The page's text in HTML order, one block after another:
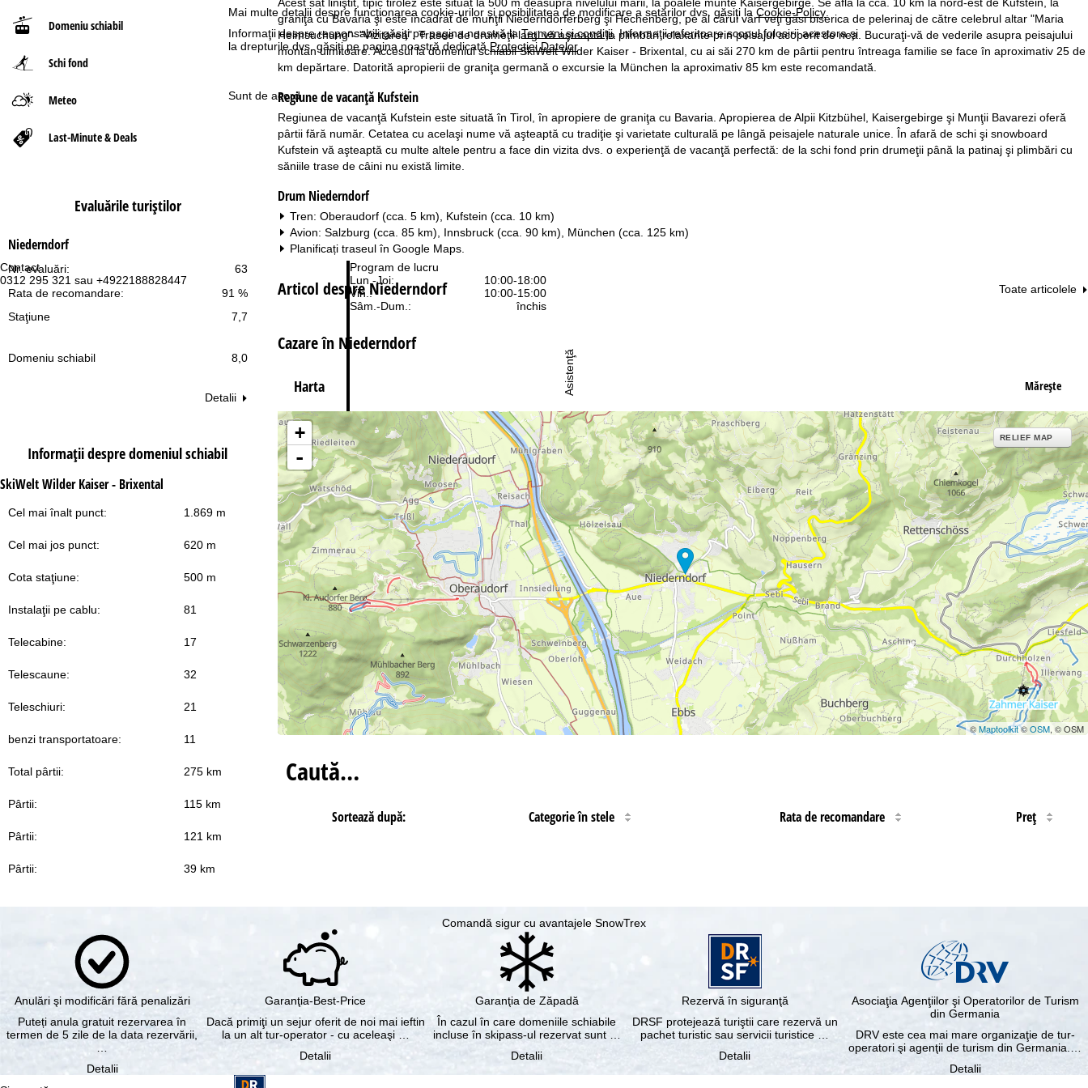
Mai multe detalii despre funcţionarea cookie-urilor şi posibilitatea de modificare a setărilor dvs. găsiţi la Cookie-Policy
Informaţii despre responsabili găsiţi pe pagina noastră laTermeni şi condiţii. Informaţii referitoare scopul folosirii acestora şi
la drepturile dvs. găsiţi pe pagina noastră dedicată Protecţiei Datelor.
Sunt de acord
Contact
0312 295 321 sau +4922188828447
Program de lucru
Lun.-Joi:
10:00-18:00
Vin.:
10:00-15:00
Sâm.-Dum.:
închis
Contact
Asistenţă
Domeniu schiabil
Schi fond
Meteo
Last-Minute & Deals
Evaluările turiştilor
Niederndorf
63
Nr. evaluări:
91 %
Rata de recomandare:
Staţiune
7,7
Domeniu schiabil 8,0
Detalii
Informaţii despre domeniul schiabil
SkiWelt Wilder Kaiser - Brixental
Cel mai înalt punct: 1.869 m
Cel mai jos punct: 620 m
Cota staţiune: 500 m
Instalaţii pe cablu: 81
Telecabine: 17
Telescaune: 32
Teleschiuri: 21
benzi transportatoare: 11
Total pârtii: 275 km
Pârtii: 115 km
Pârtii: 121 km
Pârtii: 39 km
ă
graniţa cu Bavaria şi este încadrat de munţii Niederndorferberg şi Hechenberg, pe al cărui vârf veţi găsi biserica de pelerinaj de către celebrul altar "Maria
Heimsuchung"- "Vizitarea". Trasee de drumeţii largi vă aşteaptă la plimbări relaxante prin peisajul acoperit de nea. Bucuraţi-vă de vederile asupra peisajului
montan uimitoare. Accesul la domeniul schiabil SkiWelt Wilder Kaiser - Brixental, cu ai săi 270 km de pârtii pentru întreaga familie se face în aproximativ 25 de
km depărtare. Datorită apropierii de graniţa germană o excursie la München la aproximativ 85 km este recomandată.
Regiune de vacanță Kufstein
Regiunea de vacanţă Kufstein este situată în Tirol, în apropiere de graniţa cu Bavaria. Apropierea de Alpii Kitzbühel, Kaisergebirge şi Munţii Bavarezi oferă
pârtii fără număr. Cetatea cu acelaşi nume vă aşteaptă cu tradiţie şi varietate culturală pe lângă peisajele naturale unice. În afară de schi şi snowboard
Kufstein vă aşteaptă cu multe altele pentru a face din vizita dvs. o experienţă de vacanţă perfectă: de la schi fond prin drumeţii până la patinaj şi plimbări cu
săniile trase de câini nu există limite.
Drum Niederndorf
Tren: Oberaudorf (cca. 5 km), Kufstein (cca. 10 km)
Avion: Salzburg (cca. 85 km), Innsbruck (cca. 90 km), München (cca. 125 km)
Planificați traseul în Google Maps.
Articol despre Niederndorf Toate articolele
Cazare în Niederndorf
Harta Măreşte
+
-
RELIEF MAP
©Maptoolkit©OSM, © OSM
Caută…
Sortează după: Categorie în stele Rata de recomandare Preţ
Comandă sigur cu avantajele SnowTrex
Anulări şi modificări fără penalizări
Puteți anula gratuit rezervarea în
termen de 5 zile de la data rezervării,
Detalii
Garanţia-Best-Price
Dacă primiţi un sejur oferit de noi mai ieftin
la un alt tur-operator - cu aceleaşi …
Detalii
Garanţia de Zăpadă
În cazul în care domeniile schiabile
incluse în skipass-ul rezervat sunt …
Detalii
Rezervă în siguranţă
DRSF protejează turiştii care rezervă un
pachet turistic sau servicii turistice …
Detalii
Asociaţia Agenţiilor şi Operatorilor de Turism
din Germania
DRV este cea mai mare organizaţie de tur-
operatori şi agenţii de turism din Germania.…
Detalii